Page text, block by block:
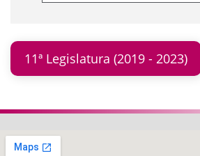
11ª Legislatura (2019 - 2023)